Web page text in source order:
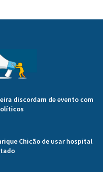
discordam de evento com
Chicão de usar hospital